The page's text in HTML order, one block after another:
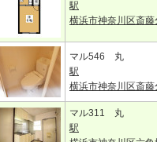
駅
横浜市神奈川区斎藤
マル546 丸
駅
横浜市神奈川区斎藤
マル311 丸
駅